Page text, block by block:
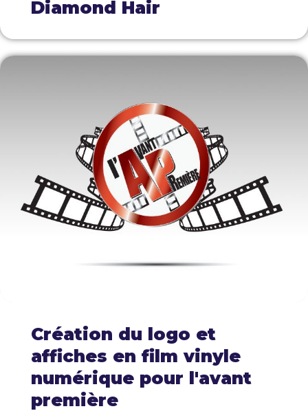
Diamond Hair
Création du logo et
affiches en film vinyle
numérique pour l'avant
première